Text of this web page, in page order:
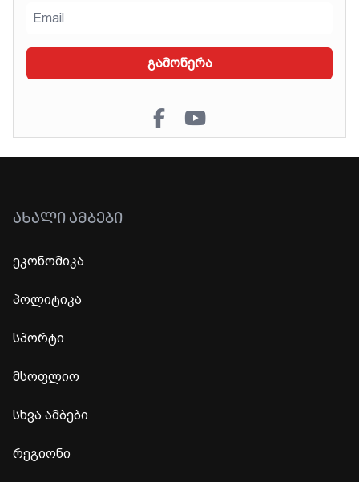
გამოწერა
ᲐᲮᲐᲚᲘ ᲐᲛᲑᲔᲑᲘ
ეკონომიკა
პოლიტიკა
სპორტი
მსოფლიო
სხვა ამბები
რეგიონი